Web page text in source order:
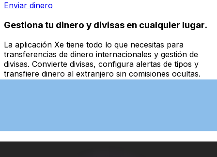
Enviar dinero
Gestiona tu dinero y divisas en cualquier lugar.
La aplicación Xe tiene todo lo que necesitas para
transferencias de dinero internacionales y gestión de
divisas. Convierte divisas, configura alertas de tipos y
transfiere dinero al extranjero sin comisiones ocultas.